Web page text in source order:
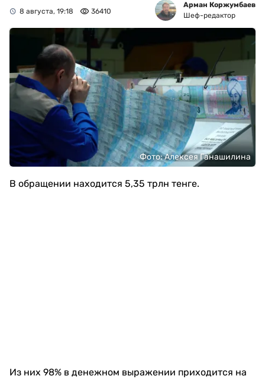
8 августа, 19:18 36410
Арман Коржумбаев
Шеф-редактор
Фото: Алексея Ганашилина
В обращении находится 5,35 трлн тенге.
Из них 98% в денежном выражении приходится на